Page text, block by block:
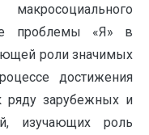
проблемы «Я» в
роли значимых
достижения
ряду зарубежных и
изучающих роль